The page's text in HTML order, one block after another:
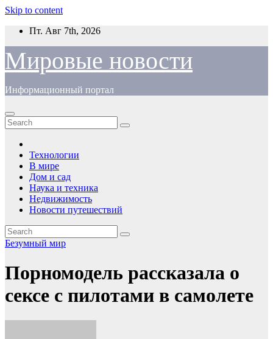
Skip to content
Пт. Авг 7th, 2026
Мировые новости
Информационный портал
Технологии
В мире
Дом и сад
Наука и техника
Недвижимость
Новости путешествий
Безумный мир
Порномодель рассказала о
сексе с пилотами в самолете